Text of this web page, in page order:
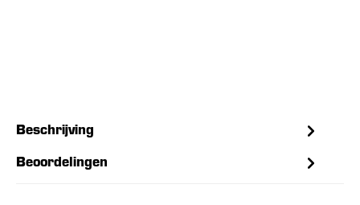
Beschrijving
Beoordelingen